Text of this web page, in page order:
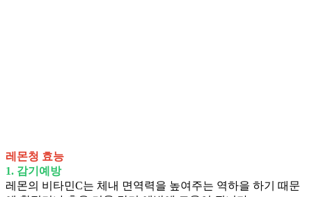
레몬청 효능
1. 감기예방
레몬의 비타민C는 체내 면역력을 높여주는 역하을 하기 때문